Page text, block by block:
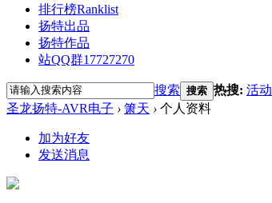
排行榜Ranklist
扬特出品
扬特作品
站QQ群17727270
搜索 搜索 热搜: 活动
圣龙扬特-AVR电子 › 箫天 › 个人资料
加为好友
发送消息